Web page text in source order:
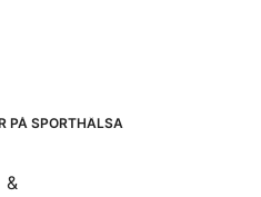
PÅ SPORTHÄLSA
&